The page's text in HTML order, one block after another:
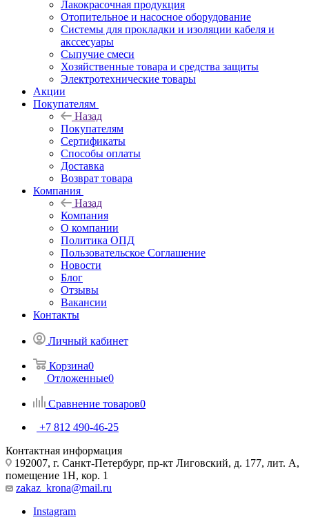
Лакокрасочная продукция
Отопительное и насосное оборудование
Системы для прокладки и изоляции кабеля и
акссесуары
Сыпучие смеси
Хозяйственные товара и средства защиты
Электротехнические товары
Акции
Покупателям
Назад
Покупателям
Сертификаты
Способы оплаты
Доставка
Возврат товара
Компания
Назад
Компания
О компании
Политика ОПД
Пользовательское Соглашение
Новости
Блог
Отзывы
Вакансии
Контакты
Личный кабинет
Корзина0
Отложенные0
Сравнение товаров0
+7 812 490-46-25
Контактная информация
192007, г. Санкт-Петербург, пр-кт Лиговский, д. 177, лит. А,
помещение 1Н, кор. 1
zakaz_krona@mail.ru
Instagram